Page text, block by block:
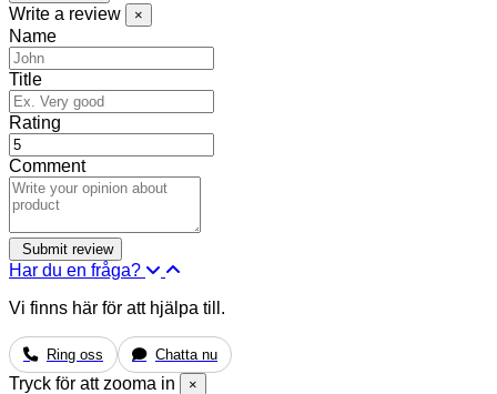
Write a review ×
Name
Title
Rating
Comment
Har du en fråga?
Vi finns här för att hjälpa till.
Ring oss Chatta nu
Tryck för att zooma in ×